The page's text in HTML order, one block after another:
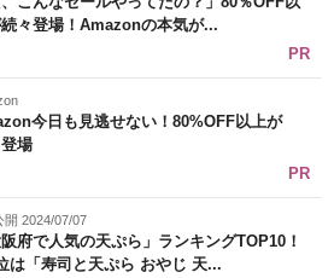
々登場！Amazonの本気が...
PR
今日も見逃せない！80%OFF以上が
場
PR
開 2024/07/07
阪府で人気の天ぷら」ランキングTOP10！
は「寿司と天ぷら おやじ 天...